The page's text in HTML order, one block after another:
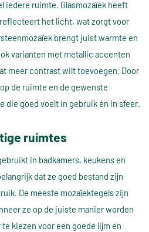
iedere ruimte. Glasmozaïek heeft
het licht, wat zorgt voor
brengt juist warmte en
varianten met metallic accenten
meer contrast wilt toevoegen. Door
de ruimte en de gewenste
die goed voelt in gebruik én in sfeer.
ruimtes
in badkamers, keukens en
dat ze goed bestand zijn
De meeste mozaïektegels zijn
ze op de juiste manier worden
kiezen voor een goede lijm en